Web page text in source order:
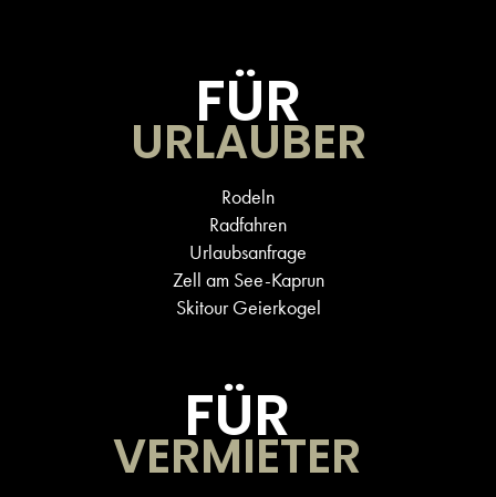
FÜR
URLAUBER
Rodeln
Radfahren
Urlaubsanfrage
Zell am See-Kaprun
Skitour Geierkogel
FÜR
VERMIETER